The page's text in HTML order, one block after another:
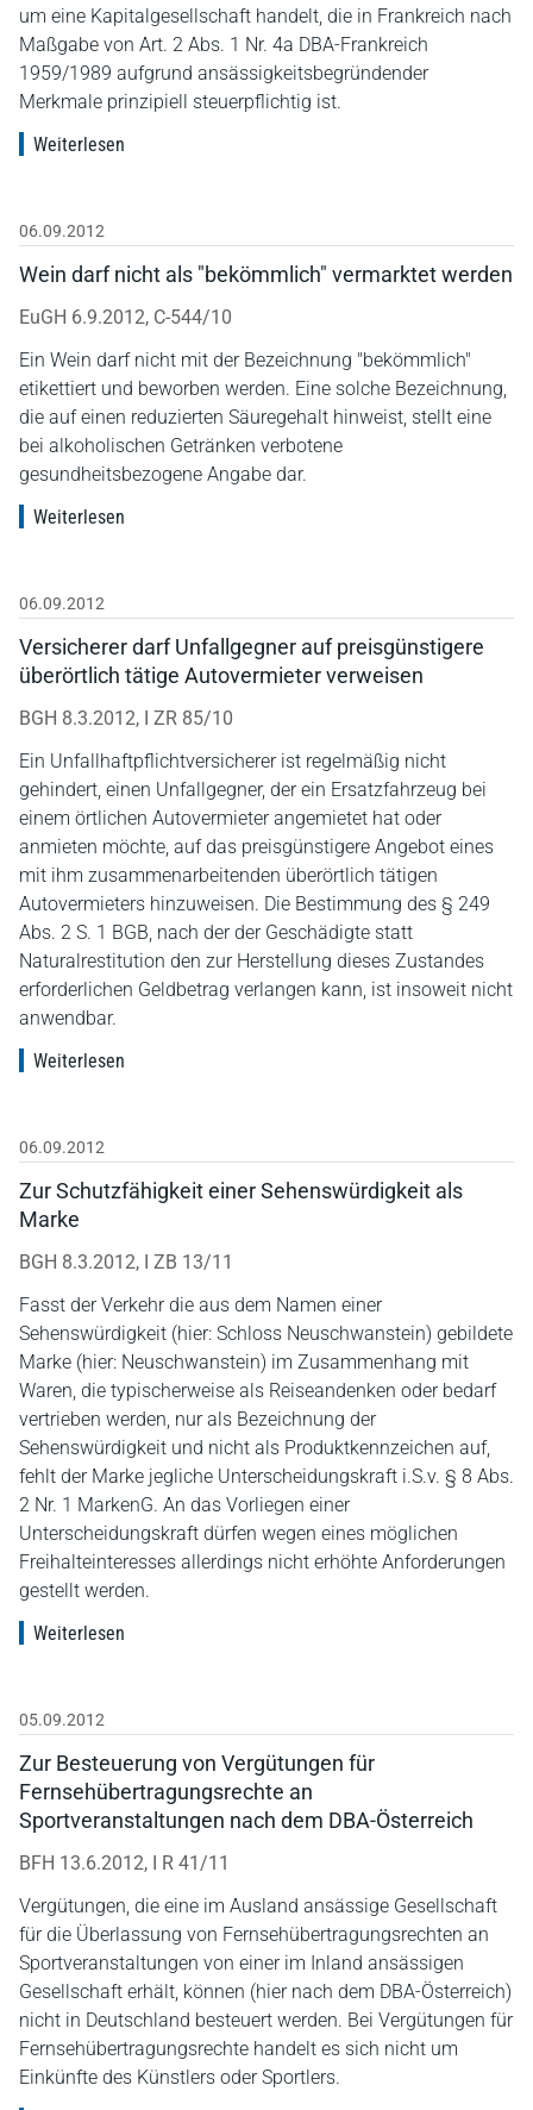
um eine Kapitalgesellschaft handelt, die in Frankreich nach
Maßgabe von Art. 2 Abs. 1 Nr. 4a DBA-Frankreich
1959/1989 aufgrund ansässigkeitsbegründender
Merkmale prinzipiell steuerpflichtig ist.
Weiterlesen
06.09.2012
Wein darf nicht als "bekömmlich" vermarktet werden
EuGH 6.9.2012, C-544/10
Ein Wein darf nicht mit der Bezeichnung "bekömmlich"
etikettiert und beworben werden. Eine solche Bezeichnung,
die auf einen reduzierten Säuregehalt hinweist, stellt eine
bei alkoholischen Getränken verbotene
gesundheitsbezogene Angabe dar.
Weiterlesen
06.09.2012
Versicherer darf Unfallgegner auf preisgünstigere
überörtlich tätige Autovermieter verweisen
BGH 8.3.2012, I ZR 85/10
Ein Unfallhaftpflichtversicherer ist regelmäßig nicht
gehindert, einen Unfallgegner, der ein Ersatzfahrzeug bei
einem örtlichen Autovermieter angemietet hat oder
anmieten möchte, auf das preisgünstigere Angebot eines
mit ihm zusammenarbeitenden überörtlich tätigen
Autovermieters hinzuweisen. Die Bestimmung des § 249
Abs. 2 S. 1 BGB, nach der der Geschädigte statt
Naturalrestitution den zur Herstellung dieses Zustandes
erforderlichen Geldbetrag verlangen kann, ist insoweit nicht
anwendbar.
Weiterlesen
06.09.2012
Zur Schutzfähigkeit einer Sehenswürdigkeit als
Marke
BGH 8.3.2012, I ZB 13/11
Fasst der Verkehr die aus dem Namen einer
Sehenswürdigkeit (hier: Schloss Neuschwanstein) gebildete
Marke (hier: Neuschwanstein) im Zusammenhang mit
Waren, die typischerweise als Reiseandenken oder bedarf
vertrieben werden, nur als Bezeichnung der
Sehenswürdigkeit und nicht als Produktkennzeichen auf,
fehlt der Marke jegliche Unterscheidungskraft i.S.v. § 8 Abs.
2 Nr. 1 MarkenG. An das Vorliegen einer
Unterscheidungskraft dürfen wegen eines möglichen
Freihalteinteresses allerdings nicht erhöhte Anforderungen
gestellt werden.
Weiterlesen
05.09.2012
Zur Besteuerung von Vergütungen für
Fernsehübertragungsrechte an
Sportveranstaltungen nach dem DBA-Österreich
BFH 13.6.2012, I R 41/11
Vergütungen, die eine im Ausland ansässige Gesellschaft
für die Überlassung von Fernsehübertragungsrechten an
Sportveranstaltungen von einer im Inland ansässigen
Gesellschaft erhält, können (hier nach dem DBA-Österreich)
nicht in Deutschland besteuert werden. Bei Vergütungen für
Fernsehübertragungsrechte handelt es sich nicht um
Einkünfte des Künstlers oder Sportlers.